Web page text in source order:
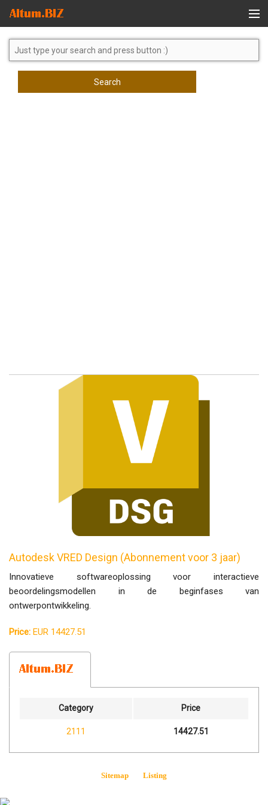
Global Search
Search
Autodesk VRED Design (Abonnement voor 3 jaar)
Innovatieve softwareoplossing voor interactieve
beoordelingsmodellen in de beginfases van
ontwerpontwikkeling.
Price: EUR 14427.51
Category Price
2111 14427.51
Sitemap Listing